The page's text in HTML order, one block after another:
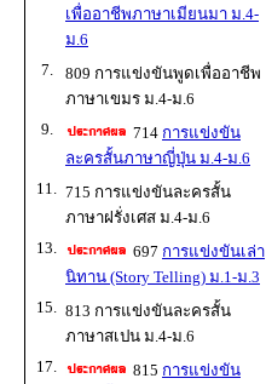
เพื่ออาชีพภาษาเมียนมา ม.4-
ม.6
7.
809 การแข่งขันพูดเพื่ออาชีพ
ภาษาเขมร ม.4-ม.6
9.
714 การแข่งขัน
ละครสั้นภาษาญี่ปุ่น ม.4-ม.6
11.
715 การแข่งขันละครสั้น
ภาษาฝรั่งเศส ม.4-ม.6
13.
697 การแข่งขันเล่า
นิทาน (Story Telling) ม.1-ม.3
15.
813 การแข่งขันละครสั้น
ภาษาสเปน ม.4-ม.6
17.
815 การแข่งขัน